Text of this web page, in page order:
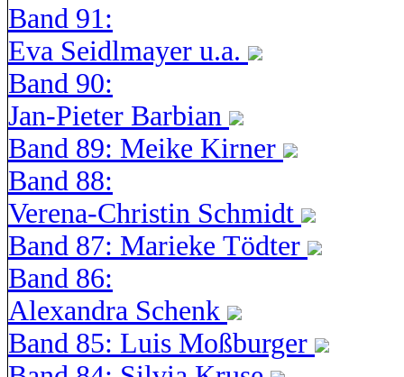
Band 91:
Eva Seidlmayer u.a.
Band 90:
Jan-Pieter Barbian
Band 89: Meike Kirner
Band 88:
Verena-Christin Schmidt
Band 87: Marieke Tödter
Band 86:
Alexandra Schenk
Band 85: Luis Moßburger